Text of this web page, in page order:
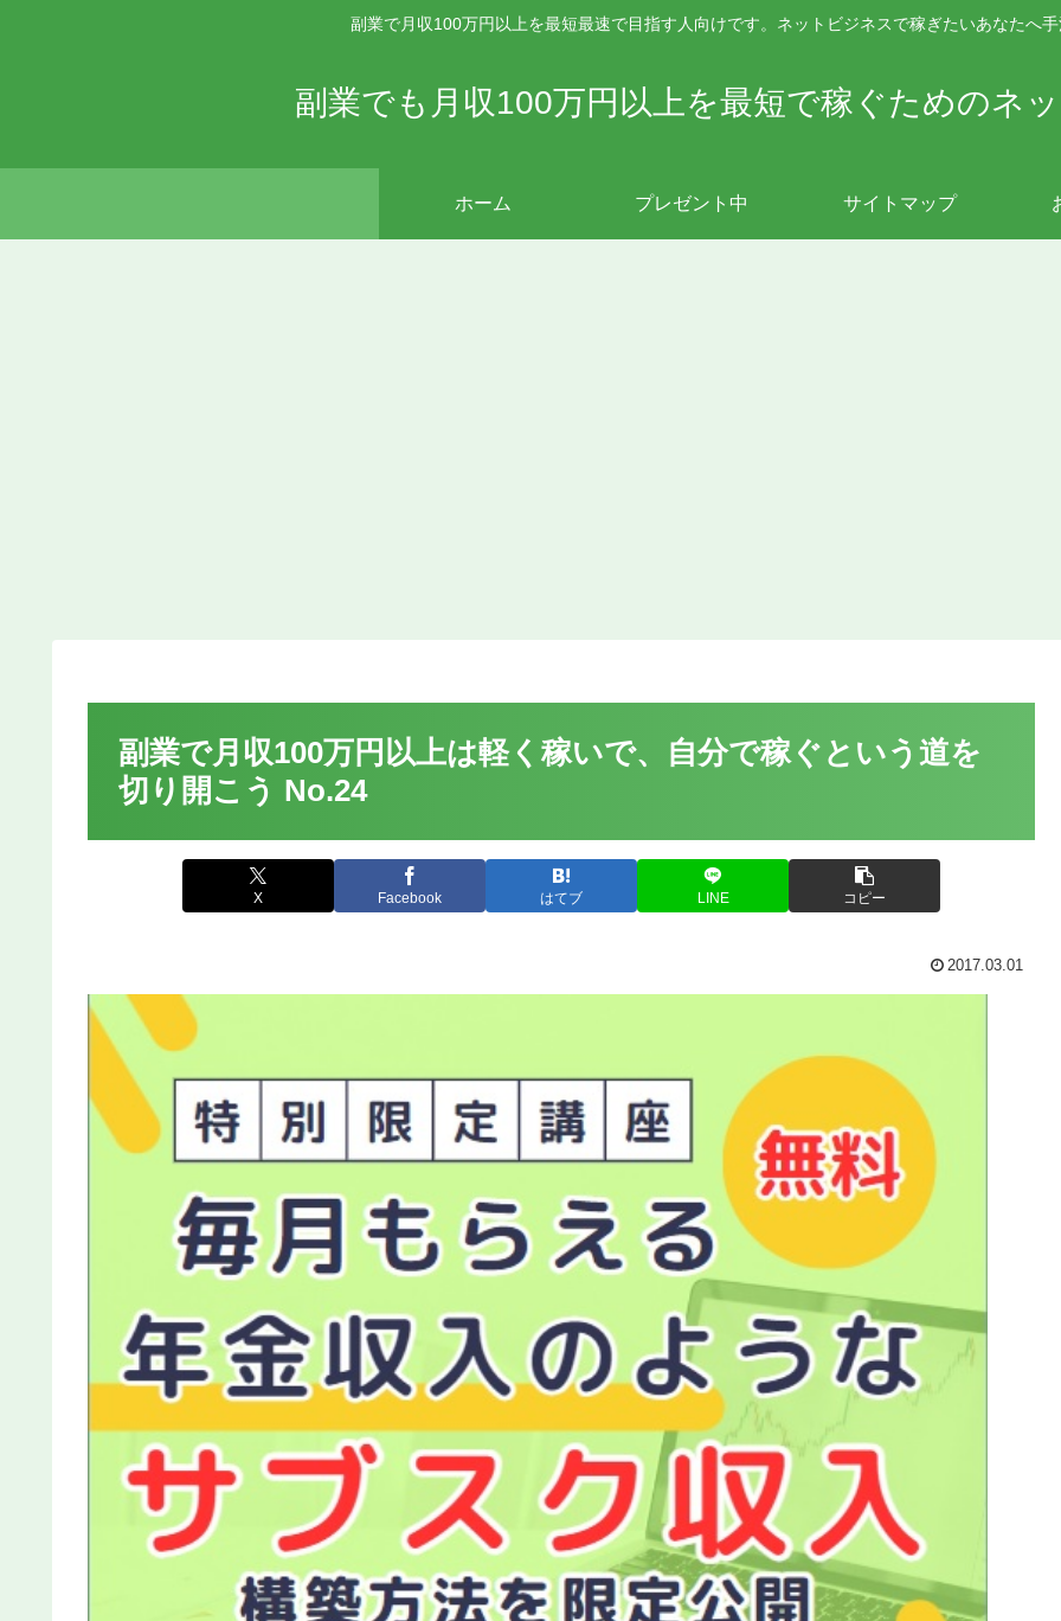
副業で月収100万円以上を最短最速で目指す人向けです。ネットビジネスで稼ぎたいあなたへ
副業でも月収100万円以上を最短で稼ぐためのネ
ホーム プレゼント中 サイトマップ
副業で月収100万円以上は軽く稼いで、自分で稼ぐという道を
切り開こう No.24
X Facebook はてブ LINE コピー
2017.03.01